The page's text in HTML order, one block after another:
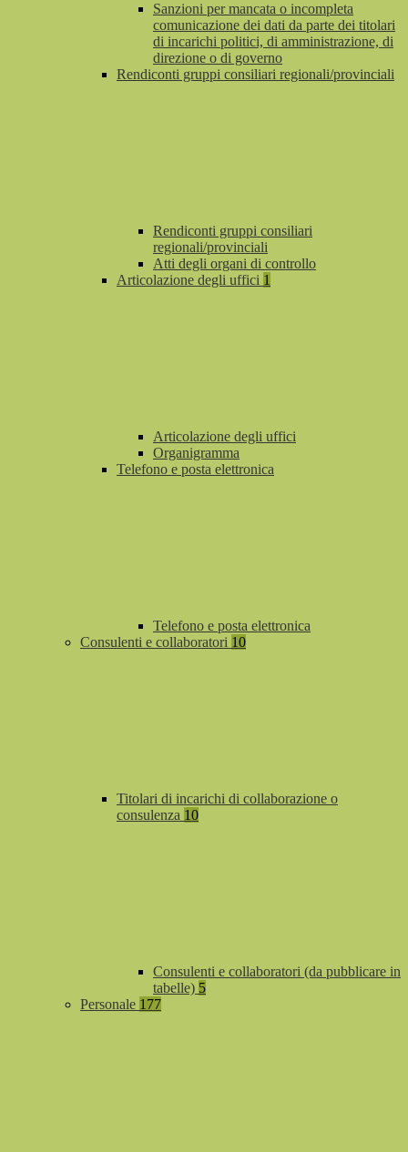
Sanzioni per mancata o incompleta
comunicazione dei dati da parte dei titolari
di incarichi politici, di amministrazione, di
direzione o di governo
Rendiconti gruppi consiliari regionali/provinciali
Rendiconti gruppi consiliari
regionali/provinciali
Atti degli organi di controllo
Articolazione degli uffici 1
Articolazione degli uffici
Organigramma
Telefono e posta elettronica
Telefono e posta elettronica
Consulenti e collaboratori 10
Titolari di incarichi di collaborazione o
consulenza 10
Consulenti e collaboratori (da pubblicare in
tabelle) 5
Personale 177